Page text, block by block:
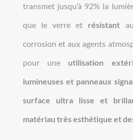
transmet jusqu’à 92% la
que le verre et résistant
corrosion et aux agents
pour une utilisation
lumineuses et panneaux
surface ultra lisse et
matériau très esthétique et